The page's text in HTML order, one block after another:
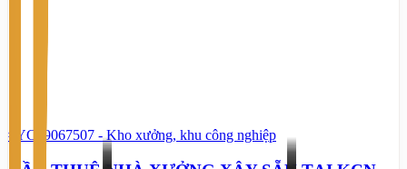
#YC89067507 - Kho xưởng, khu công nghiệp